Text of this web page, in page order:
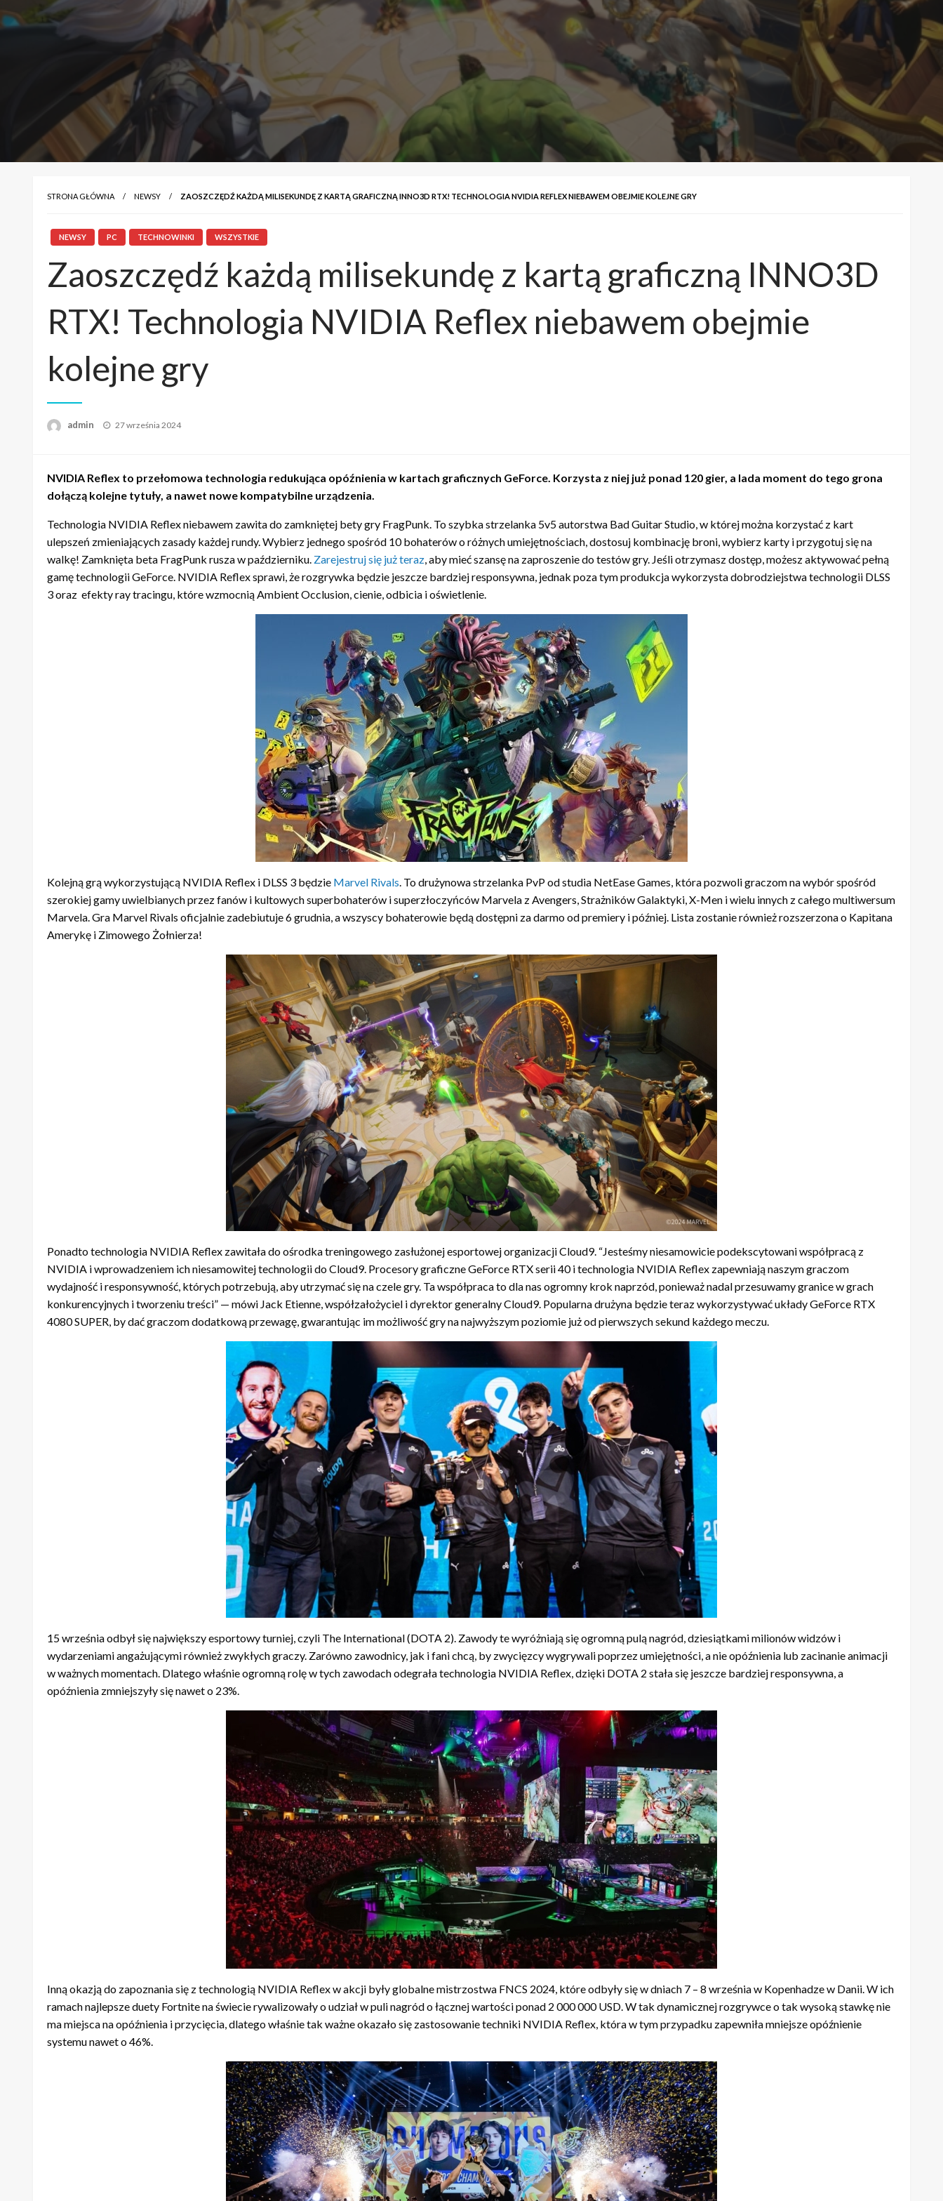
STRONA GŁÓWNA NEWSY ZAOSZCZĘDŹ KAŻDĄ MILISEKUNDĘ Z KARTĄ GRAFICZNĄ INNO3D RTX! TECHNOLOGIA NVIDIA REFLEX NIEBAWEM OBEJMIE KOLEJNE GRY
NEWSY PC TECHNOWINKI WSZYSTKIE
Zaoszczędź każdą milisekundę z kartą graficzną INNO3D
RTX! Technologia NVIDIA Reflex niebawem obejmie
kolejne gry
admin Napisano
27 września 2024
NVIDIA Reflex to przełomowa technologia redukująca opóźnienia w kartach graficznych GeForce. Korzysta z niej już ponad 120 gier, a lada moment do tego grona
dołączą kolejne tytuły, a nawet nowe kompatybilne urządzenia.
Technologia NVIDIA Reflex niebawem zawita do zamkniętej bety gry FragPunk. To szybka strzelanka 5v5 autorstwa Bad Guitar Studio, w której można korzystać z kart
ulepszeń zmieniających zasady każdej rundy. Wybierz jednego spośród 10 bohaterów o różnych umiejętnościach, dostosuj kombinację broni, wybierz karty i przygotuj się na
walkę! Zamknięta beta FragPunk rusza w październiku. Zarejestruj się już teraz, aby mieć szansę na zaproszenie do testów gry. Jeśli otrzymasz dostęp, możesz aktywować pełną
gamę technologii GeForce. NVIDIA Reflex sprawi, że rozgrywka będzie jeszcze bardziej responsywna, jednak poza tym produkcja wykorzysta dobrodziejstwa technologii DLSS
3 oraz efekty ray tracingu, które wzmocnią Ambient Occlusion, cienie, odbicia i oświetlenie.
Kolejną grą wykorzystującą NVIDIA Reflex i DLSS 3 będzie Marvel Rivals. To drużynowa strzelanka PvP od studia NetEase Games, która pozwoli graczom na wybór spośród
szerokiej gamy uwielbianych przez fanów i kultowych superbohaterów i superzłoczyńców Marvela z Avengers, Strażników Galaktyki, X-Men i wielu innych z całego multiwersum
Marvela. Gra Marvel Rivals oficjalnie zadebiutuje 6 grudnia, a wszyscy bohaterowie będą dostępni za darmo od premiery i później. Lista zostanie również rozszerzona o Kapitana
Amerykę i Zimowego Żołnierza!
Ponadto technologia NVIDIA Reflex zawitała do ośrodka treningowego zasłużonej esportowej organizacji Cloud9. “Jesteśmy niesamowicie podekscytowani współpracą z
NVIDIA i wprowadzeniem ich niesamowitej technologii do Cloud9. Procesory graficzne GeForce RTX serii 40 i technologia NVIDIA Reflex zapewniają naszym graczom
wydajność i responsywność, których potrzebują, aby utrzymać się na czele gry. Ta współpraca to dla nas ogromny krok naprzód, ponieważ nadal przesuwamy granice w grach
konkurencyjnych i tworzeniu treści” — mówi Jack Etienne, współzałożyciel i dyrektor generalny Cloud9. Popularna drużyna będzie teraz wykorzystywać układy GeForce RTX
4080 SUPER, by dać graczom dodatkową przewagę, gwarantując im możliwość gry na najwyższym poziomie już od pierwszych sekund każdego meczu.
15 września odbył się największy esportowy turniej, czyli The International (DOTA 2). Zawody te wyróżniają się ogromną pulą nagród, dziesiątkami milionów widzów i
wydarzeniami angażującymi również zwykłych graczy. Zarówno zawodnicy, jak i fani chcą, by zwycięzcy wygrywali poprzez umiejętności, a nie opóźnienia lub zacinanie animacji
w ważnych momentach. Dlatego właśnie ogromną rolę w tych zawodach odegrała technologia NVIDIA Reflex, dzięki DOTA 2 stała się jeszcze bardziej responsywna, a
opóźnienia zmniejszyły się nawet o 23%.
Inną okazją do zapoznania się z technologią NVIDIA Reflex w akcji były globalne mistrzostwa FNCS 2024, które odbyły się w dniach 7 – 8 września w Kopenhadze w Danii. W ich
ramach najlepsze duety Fortnite na świecie rywalizowały o udział w puli nagród o łącznej wartości ponad 2 000 000 USD. W tak dynamicznej rozgrywce o tak wysoką stawkę nie
ma miejsca na opóźnienia i przycięcia, dlatego właśnie tak ważne okazało się zastosowanie techniki NVIDIA Reflex, która w tym przypadku zapewniła mniejsze opóźnienie
systemu nawet o 46%.